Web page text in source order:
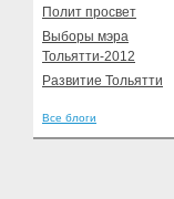
Полит просвет
Выборы мэра
Тольятти-2012
Развитие Тольятти
Все блоги